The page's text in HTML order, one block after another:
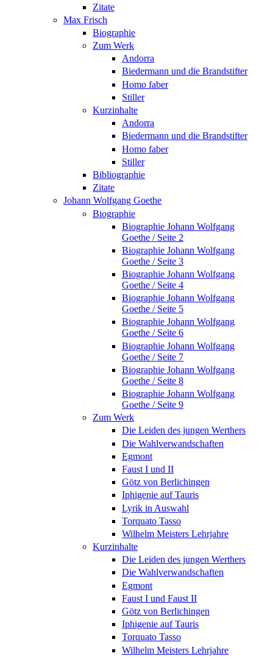
Zitate
Max Frisch
Biographie
Zum Werk
Andorra
Biedermann und die Brandstifter
Homo faber
Stiller
Kurzinhalte
Andorra
Biedermann und die Brandstifter
Homo faber
Stiller
Bibliographie
Zitate
Johann Wolfgang Goethe
Biographie
Biographie Johann Wolfgang
Goethe / Seite 2
Biographie Johann Wolfgang
Goethe / Seite 3
Biographie Johann Wolfgang
Goethe / Seite 4
Biographie Johann Wolfgang
Goethe / Seite 5
Biographie Johann Wolfgang
Goethe / Seite 6
Biographie Johann Wolfgang
Goethe / Seite 7
Biographie Johann Wolfgang
Goethe / Seite 8
Biographie Johann Wolfgang
Goethe / Seite 9
Zum Werk
Die Leiden des jungen Werthers
Die Wahlverwandschaften
Egmont
Faust I und II
Götz von Berlichingen
Iphigenie auf Tauris
Lyrik in Auswahl
Torquato Tasso
Wilhelm Meisters Lehrjahre
Kurzinhalte
Die Leiden des jungen Werthers
Die Wahlverwandschaften
Egmont
Faust I und Faust II
Götz von Berlichingen
Iphigenie auf Tauris
Torquato Tasso
Wilhelm Meisters Lehrjahre